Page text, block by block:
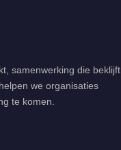
samenwerking die beklijft.
we organisaties
te komen.